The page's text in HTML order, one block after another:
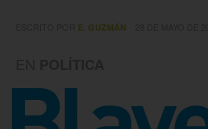
E. GUZMÁN